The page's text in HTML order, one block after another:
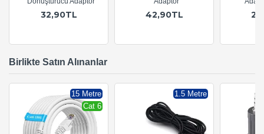
32,90TL 42,90TL
Birlikte Satın Alınanlar
15 Metre
Cat 6
1.5 Metre